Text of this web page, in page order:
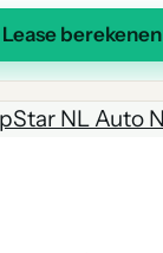
Lease berekenen